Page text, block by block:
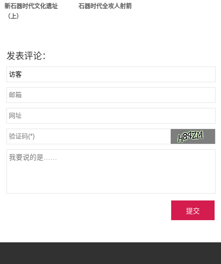
新石器时代文化遗址
（上）
石器时代全攻人射箭
发表评论：